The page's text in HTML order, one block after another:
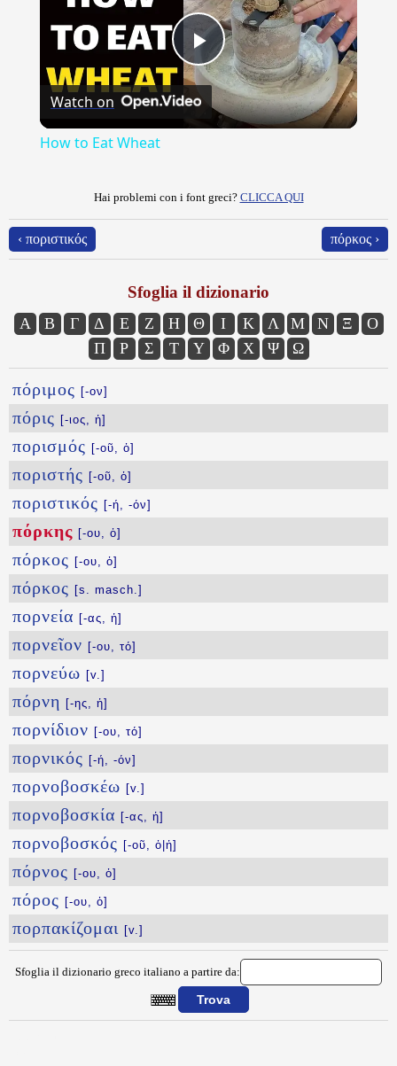
Play
Video
Watch on
How to Eat Wheat
Hai problemi con i font greci? CLICCA QUI
‹ ποριστικός πόρκος ›
Sfoglia il dizionario
Α Β Γ Δ Ε Ζ Η Θ Ι Κ Λ Μ Ν Ξ
Ο
Π
Ρ Σ Τ Υ Φ Χ Ψ Ω
πόριμος [-ον]
πόρις [-ιος, ἡ]
πορισμός [-οῦ, ὁ]
ποριστής [-οῦ, ὁ]
ποριστικός [-ή, -όν]
πόρκης [-ου, ὁ]
πόρκος [-ου, ὁ]
πόρκος [s. masch.]
πορνεία [-ας, ἡ]
πορνεῖον [-ου, τό]
πορνεύω [v.]
πόρνη [-ης, ἡ]
πορνίδιον [-ου, τό]
πορνικός [-ή, -όν]
πορνοβοσκέω [v.]
πορνοβοσκία [-ας, ἡ]
πορνοβοσκός [-οῦ, ὁ|ἡ]
πόρνος [-ου, ὁ]
πόρος [-ου, ὁ]
πορπακίζομαι [v.]
Sfoglia il dizionario greco italiano a partire da: